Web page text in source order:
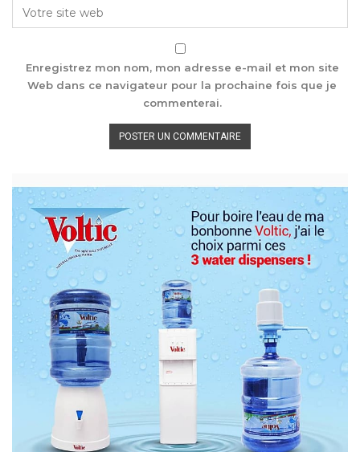
Enregistrez mon nom, mon adresse e-mail et mon site
Web dans ce navigateur pour la prochaine fois que je
commenterai.